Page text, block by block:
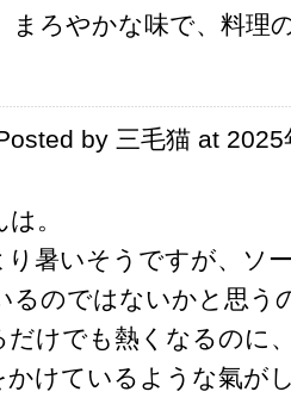
まろやかな味で、料理
by 三毛猫 at
。
り暑いそうですが、ソ
るのではないかと思
だけでも熱くなるのに
かけているような氣が